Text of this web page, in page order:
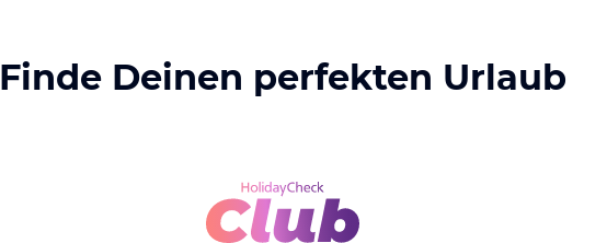
Finde Deinen perfekten Urlaub